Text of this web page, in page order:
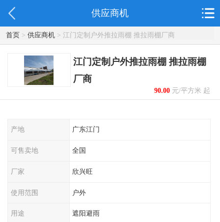
供应商机
首页> 供应商机> 江门定制户外推拉雨棚 推拉雨棚厂商
江门定制户外推拉雨棚 推拉雨棚
厂商
90.00元/平方米 起
产地 广东江门
可售卖地 全国
厂家 欣兴旺
使用范围 户外
用途 遮阳避雨